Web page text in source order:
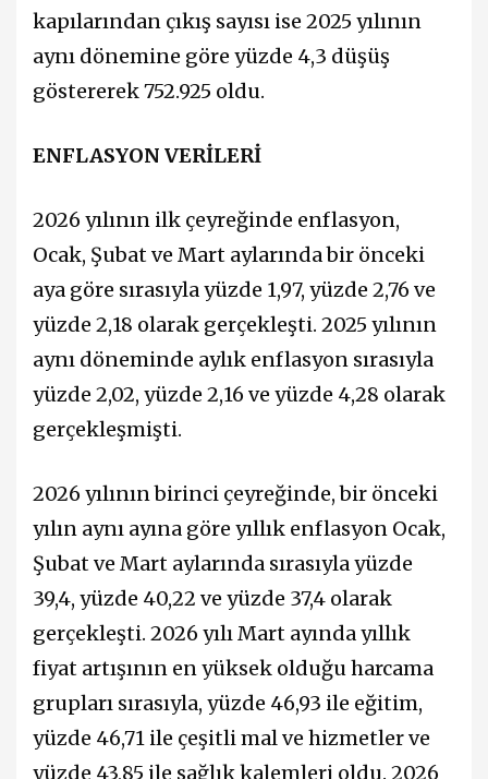
kapılarından çıkış sayısı ise 2025 yılının
aynı dönemine göre yüzde 4,3 düşüş
göstererek 752.925 oldu.
ENFLASYON VERİLERİ
2026 yılının ilk çeyreğinde enflasyon,
Ocak, Şubat ve Mart aylarında bir önceki
aya göre sırasıyla yüzde 1,97, yüzde 2,76 ve
yüzde 2,18 olarak gerçekleşti. 2025 yılının
aynı döneminde aylık enflasyon sırasıyla
yüzde 2,02, yüzde 2,16 ve yüzde 4,28 olarak
gerçekleşmişti.
2026 yılının birinci çeyreğinde, bir önceki
yılın aynı ayına göre yıllık enflasyon Ocak,
Şubat ve Mart aylarında sırasıyla yüzde
39,4, yüzde 40,22 ve yüzde 37,4 olarak
gerçekleşti. 2026 yılı Mart ayında yıllık
fiyat artışının en yüksek olduğu harcama
grupları sırasıyla, yüzde 46,93 ile eğitim,
yüzde 46,71 ile çeşitli mal ve hizmetler ve
yüzde 43,85 ile sağlık kalemleri oldu. 2026